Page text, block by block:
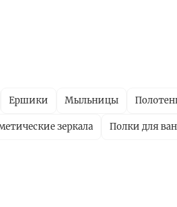
Ершики Мыльницы
зеркала Полки для